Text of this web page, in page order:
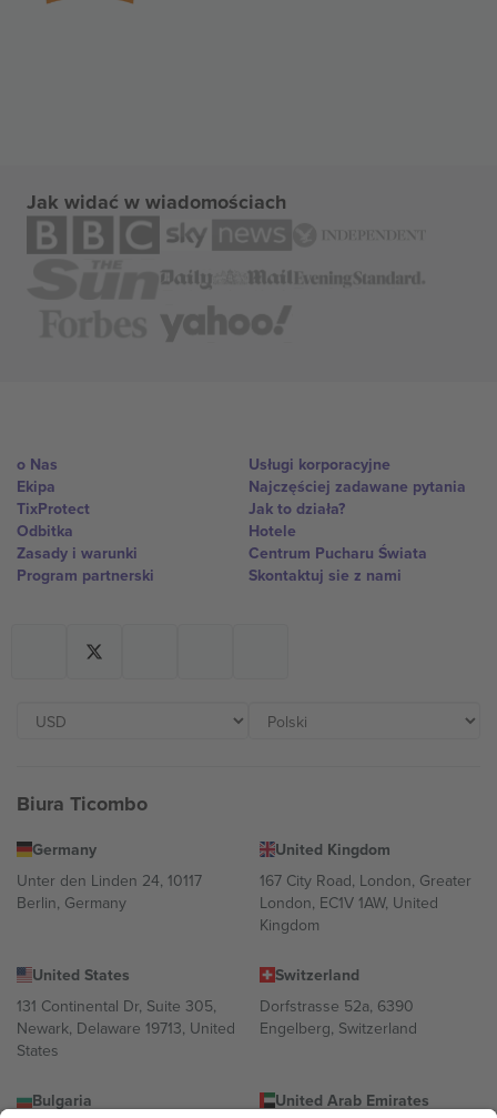
Jak widać w wiadomościach
o Nas
Ekipa
TixProtect
Odbitka
Zasady i warunki
Program partnerski
Usługi korporacyjne
Najczęściej zadawane pytania
Jak to działa?
Hotele
Centrum Pucharu Świata
Skontaktuj sie z nami
Biura Ticombo
Germany
Unter den Linden 24, 10117
Berlin, Germany
United Kingdom
167 City Road, London, Greater
London, EC1V 1AW, United
Kingdom
United States
131 Continental Dr, Suite 305,
Newark, Delaware 19713, United
States
Switzerland
Dorfstrasse 52a, 6390
Engelberg, Switzerland
Bulgaria United Arab Emirates